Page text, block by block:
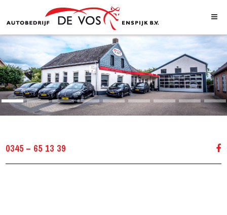
0345 – 65 13 39